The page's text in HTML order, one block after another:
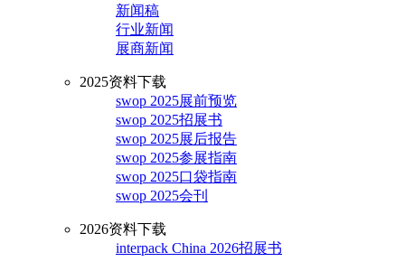
新闻稿
行业新闻
展商新闻
2025资料下载
swop 2025展前预览
swop 2025招展书
swop 2025展后报告
swop 2025参展指南
swop 2025口袋指南
swop 2025会刊
2026资料下载
interpack China 2026招展书